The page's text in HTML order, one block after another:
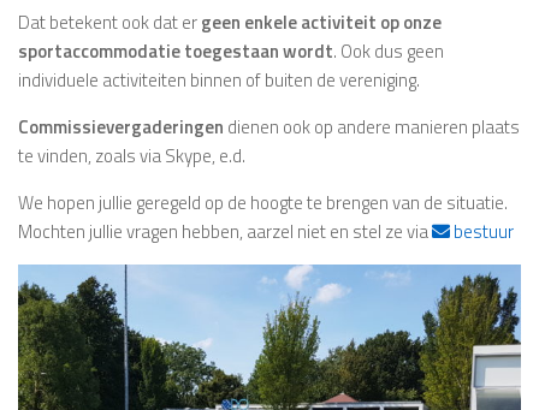
Dat betekent ook dat ergeen enkele activiteit op onze
sportaccommodatie toegestaan wordt. Ook dus geen
individuele activiteiten binnen of buiten de vereniging.
Commissievergaderingen dienen ook op andere manieren plaats
te vinden, zoals via Skype, e.d.
We hopen jullie geregeld op de hoogte te brengen van de situatie.
Mochten jullie vragen hebben, aarzel niet en stel ze via
bestuur